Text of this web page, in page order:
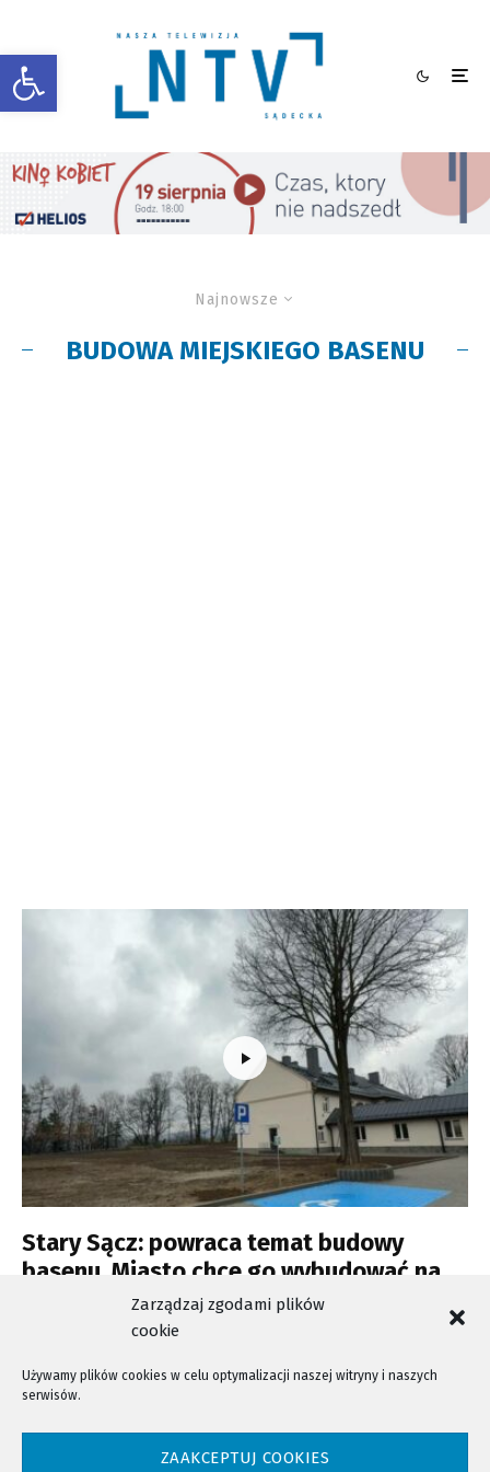
Otwórz pasek narzędzi
Zarządzaj zgodami plików
cookie
Używamy plików cookies w celu optymalizacji naszej witryny i naszych
serwisów.
ZAAKCEPTUJ COOKIES
Najnowsze
BUDOWA MIEJSKIEGO BASENU
Stary Sącz: powraca temat budowy
basenu. Miasto chce go wybudować na
należącej do starostwa działce
NTV - Nasza Telewizja Sądecka © 2023 Wszystkie prawa zastrzeżone!